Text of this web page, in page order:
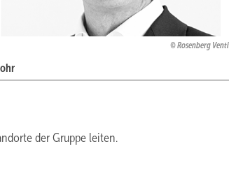
Rosenberg
der Gruppe leiten.